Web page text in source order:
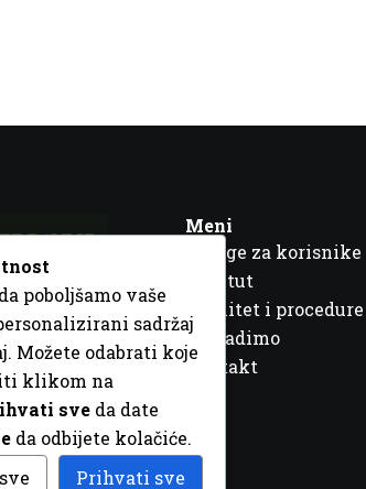
Zenica, BiH
Meni
Usluge za korisnike
Institut
Kvalitet i procedure
Šta radimo
Kontakt
DizajnGordonDM
poboljšamo vaše
sadržaj
Možete odabrati koje
klikom na
sve da date
da odbijete kolačiće.
Prihvati sve